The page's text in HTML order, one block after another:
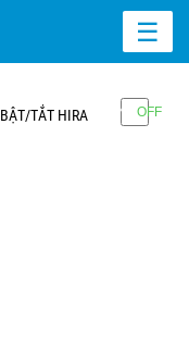
☰
BẬT/TẮT HIRA